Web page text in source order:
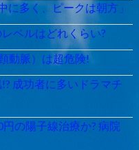
に多く、ピークは朝方」
ベルはどれくらい?
動脈）は超危険!
成功者に多いドラマチ
の陽子線治療か? 病院